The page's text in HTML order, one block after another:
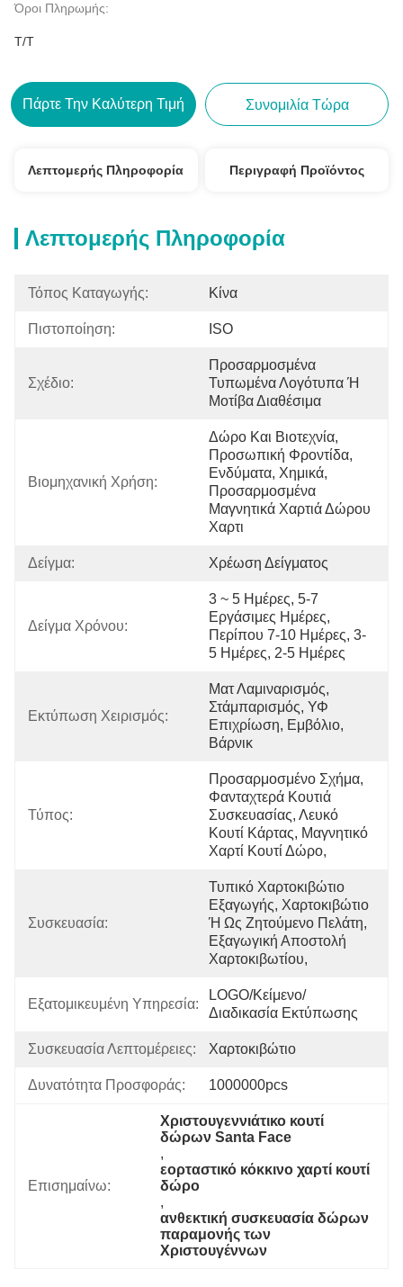
Όροι Πληρωμής:
T/T
Πάρτε Την Καλύτερη Τιμή Συνομιλία Τώρα
Λεπτομερής Πληροφορία Περιγραφή Προϊόντος
Λεπτομερής Πληροφορία
Τόπος Καταγωγής: Κίνα
Πιστοποίηση: ISO
Σχέδιο:
Προσαρμοσμένα
Τυπωμένα Λογότυπα Ή
Μοτίβα Διαθέσιμα
Βιομηχανική Χρήση:
Δώρο Και Βιοτεχνία,
Προσωπική Φροντίδα,
Ενδύματα, Χημικά,
Προσαρμοσμένα
Μαγνητικά Χαρτιά Δώρου
Χαρτι
Δείγμα: Χρέωση Δείγματος
Δείγμα Χρόνου:
3 ~ 5 Ημέρες, 5-7
Εργάσιμες Ημέρες,
Περίπου 7-10 Ημέρες, 3-
5 Ημέρες, 2-5 Ημέρες
Εκτύπωση Χειρισμός:
Ματ Λαμιναρισμός,
Στάμπαρισμός, ΥΦ
Επιχρίωση, Εμβόλιο,
Βάρνικ
Τύπος:
Προσαρμοσμένο Σχήμα,
Φανταχτερά Κουτιά
Συσκευασίας, Λευκό
Κουτί Κάρτας, Μαγνητικό
Χαρτί Κουτί Δώρο,
Συσκευασία:
Τυπικό Χαρτοκιβώτιο
Εξαγωγής, Χαρτοκιβώτιο
Ή Ως Ζητούμενο Πελάτη,
Εξαγωγική Αποστολή
Χαρτοκιβωτίου,
Εξατομικευμένη Υπηρεσία:
LOGO/Κείμενο/
Διαδικασία Εκτύπωσης
Συσκευασία Λεπτομέρειες: Χαρτοκιβώτιο
Δυνατότητα Προσφοράς: 1000000pcs
Επισημαίνω:
Χριστουγεννιάτικο κουτί
δώρων Santa Face
,
εορταστικό κόκκινο χαρτί κουτί
δώρο
,
ανθεκτική συσκευασία δώρων
παραμονής των
Χριστουγέννων